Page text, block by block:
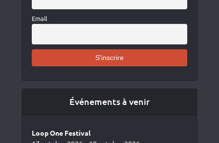
Email
Événements à venir
Loop One Festival